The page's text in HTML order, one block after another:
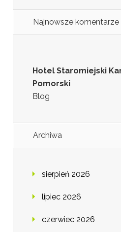
Najnowsze komentarze
Hotel Staromiejski
Pomorski
Blog
Archiwa
sierpień 2026
lipiec 2026
czerwiec 2026